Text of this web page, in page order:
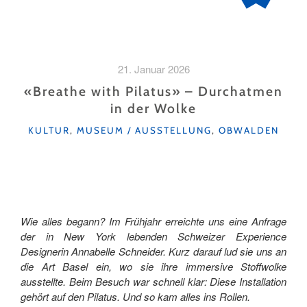
21. Januar 2026
«Breathe with Pilatus» – Durchatmen
in der Wolke
KATEGORIEN
KULTUR, MUSEUM / AUSSTELLUNG, OBWALDEN
Wie alles begann? Im Frühjahr erreichte uns eine Anfrage
der in New York lebenden Schweizer Experience
Designerin Annabelle Schneider. Kurz darauf lud sie uns an
die Art Basel ein, wo sie ihre immersive Stoffwolke
ausstellte. Beim Besuch war schnell klar: Diese Installation
gehört auf den Pilatus. Und so kam alles ins Rollen.